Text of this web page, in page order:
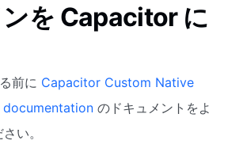
を Capacitor に
前に Capacitor Custom Native
のドキュメントをよ
い。